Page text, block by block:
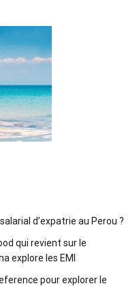
d’expatrie au Perou ?
qui revient sur le
explore les EMI
pour explorer le